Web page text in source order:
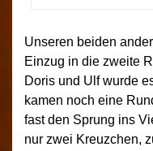
Unseren beiden
Einzug in die zweite
Doris und Ulf wurde
kamen noch eine
fast den Sprung ins
nur zwei Kreuzchen,